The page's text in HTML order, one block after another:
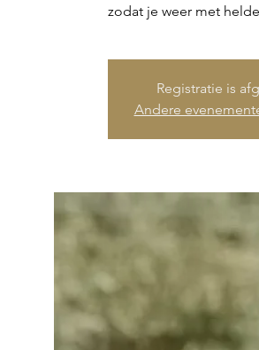
zodat je weer met
Registratie is
Andere